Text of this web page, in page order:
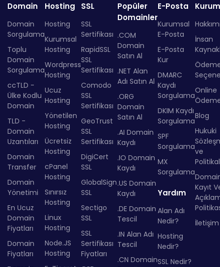
Domain
Domain
Sorgulama
Toplu
Domain
Sorgulama
ccTLD -
Ülke Kodlu
Domain
TLD -
Domain
Uzantıları
Domain
Transfer
Domain
Yönetimi
En Ucuz
Domain
Fiyatları
Domain
Fiyatları
Hosting
Hosting
Kurumsal
Hosting
Wordpress
Hosting
Ucuz
Hosting
Yönetilen
Hosting
Ücretsiz
Hosting
cPanel
Hosting
Sınırsız
Hosting
Linux
Hosting
Node.JS
Hosting
SSL
SSL
Sertifikası
RapidSSL
SSL
Sertifikası
Comodo
SSL
Sertifikası
GeoTrust
SSL
Sertifikası
DigiCert
SSL
GlobalSign
SSL
Sectigo
SSL
SSL
Sertifikası
Fiyatları
Popüler
Domainler
.COM
Domain
Satın Al
.NET Alan
Adı Satın Al
.ORG
Domain
Satın Al
.AI Domain
Kaydı
.IO Domain
Kaydı
.US Domain
Kaydı
.DE Domain
Tescil
.IN Alan Adı
Tescil
.CN Domain
E-Posta
Kurumsal
E-Posta
E-Posta
Kur
DMARC
Kaydı
Sorgulama
DKIM Kaydı
Sorgulama
SPF
Sorgulama
MX
Sorgulama
Yardım
Alan Adı
Nedir?
Hosting
Nedir?
SSL Nedir?
İnsan
Online
Blog
Hukuki
ve
Kayıt
İletişim